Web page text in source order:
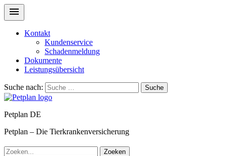
Kontakt
Kundenservice
Schadenmeldung
Dokumente
Leistungsübersicht
Suche nach: Suche
Petplan DE
Petplan – Die Tierkrankenversicherung
Zoeken